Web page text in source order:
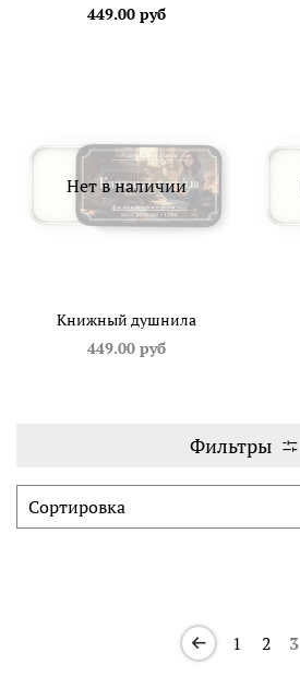
449.00 руб
Нет в наличии
Книжный душнила
449.00 руб
Фильтры
1 2 3